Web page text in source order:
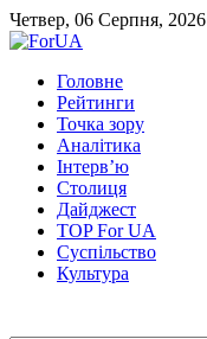
Четвер, 06 Серпня, 2026
Головне
Рейтинги
Точка зору
Аналітика
Інтерв’ю
Столиця
Дайджест
TOP For UA
Суспiльство
Культура